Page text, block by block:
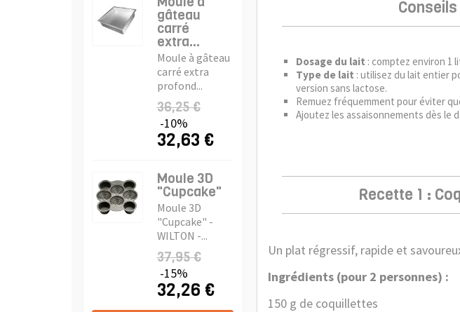
gâteau
carré
extra...
Moule à gâteau
carré extra
profond...
36,25 €
-10%
32,63 €
Moule 3D
"Cupcake"
Moule 3D
"Cupcake" -
WILTON -...
37,95 €
-15%
32,26 €
Dosage du lait : comptez environ 1
Type de lait : utilisez du lait entier
version sans lactose.
Remuez fréquemment pour éviter
Ajoutez les assaisonnements dès le
Recette 1 :
Un plat régressif, rapide et
Ingrédients (pour 2 personnes) :
150 g de coquillettes